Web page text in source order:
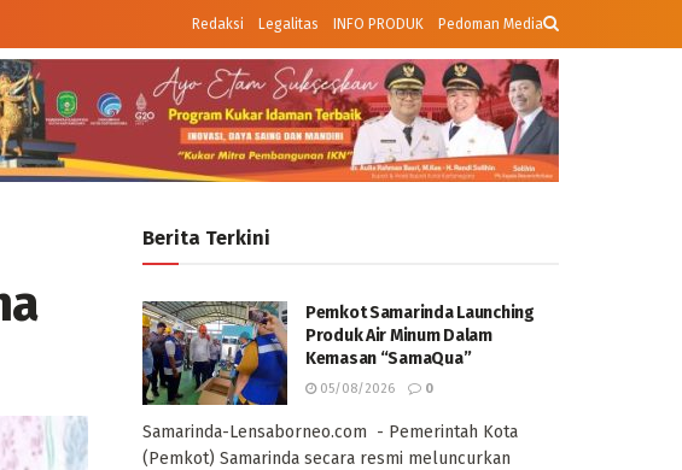
Redaksi Legalitas INFO PRODUK Pedoman Media
Berita Terkini
Pemkot Samarinda Launching
Produk Air Minum Dalam
Kemasan “SamaQua”
05/08/2026 0
Samarinda-Lensaborneo.com - Pemerintah Kota
(Pemkot) Samarinda secara resmi meluncurkan